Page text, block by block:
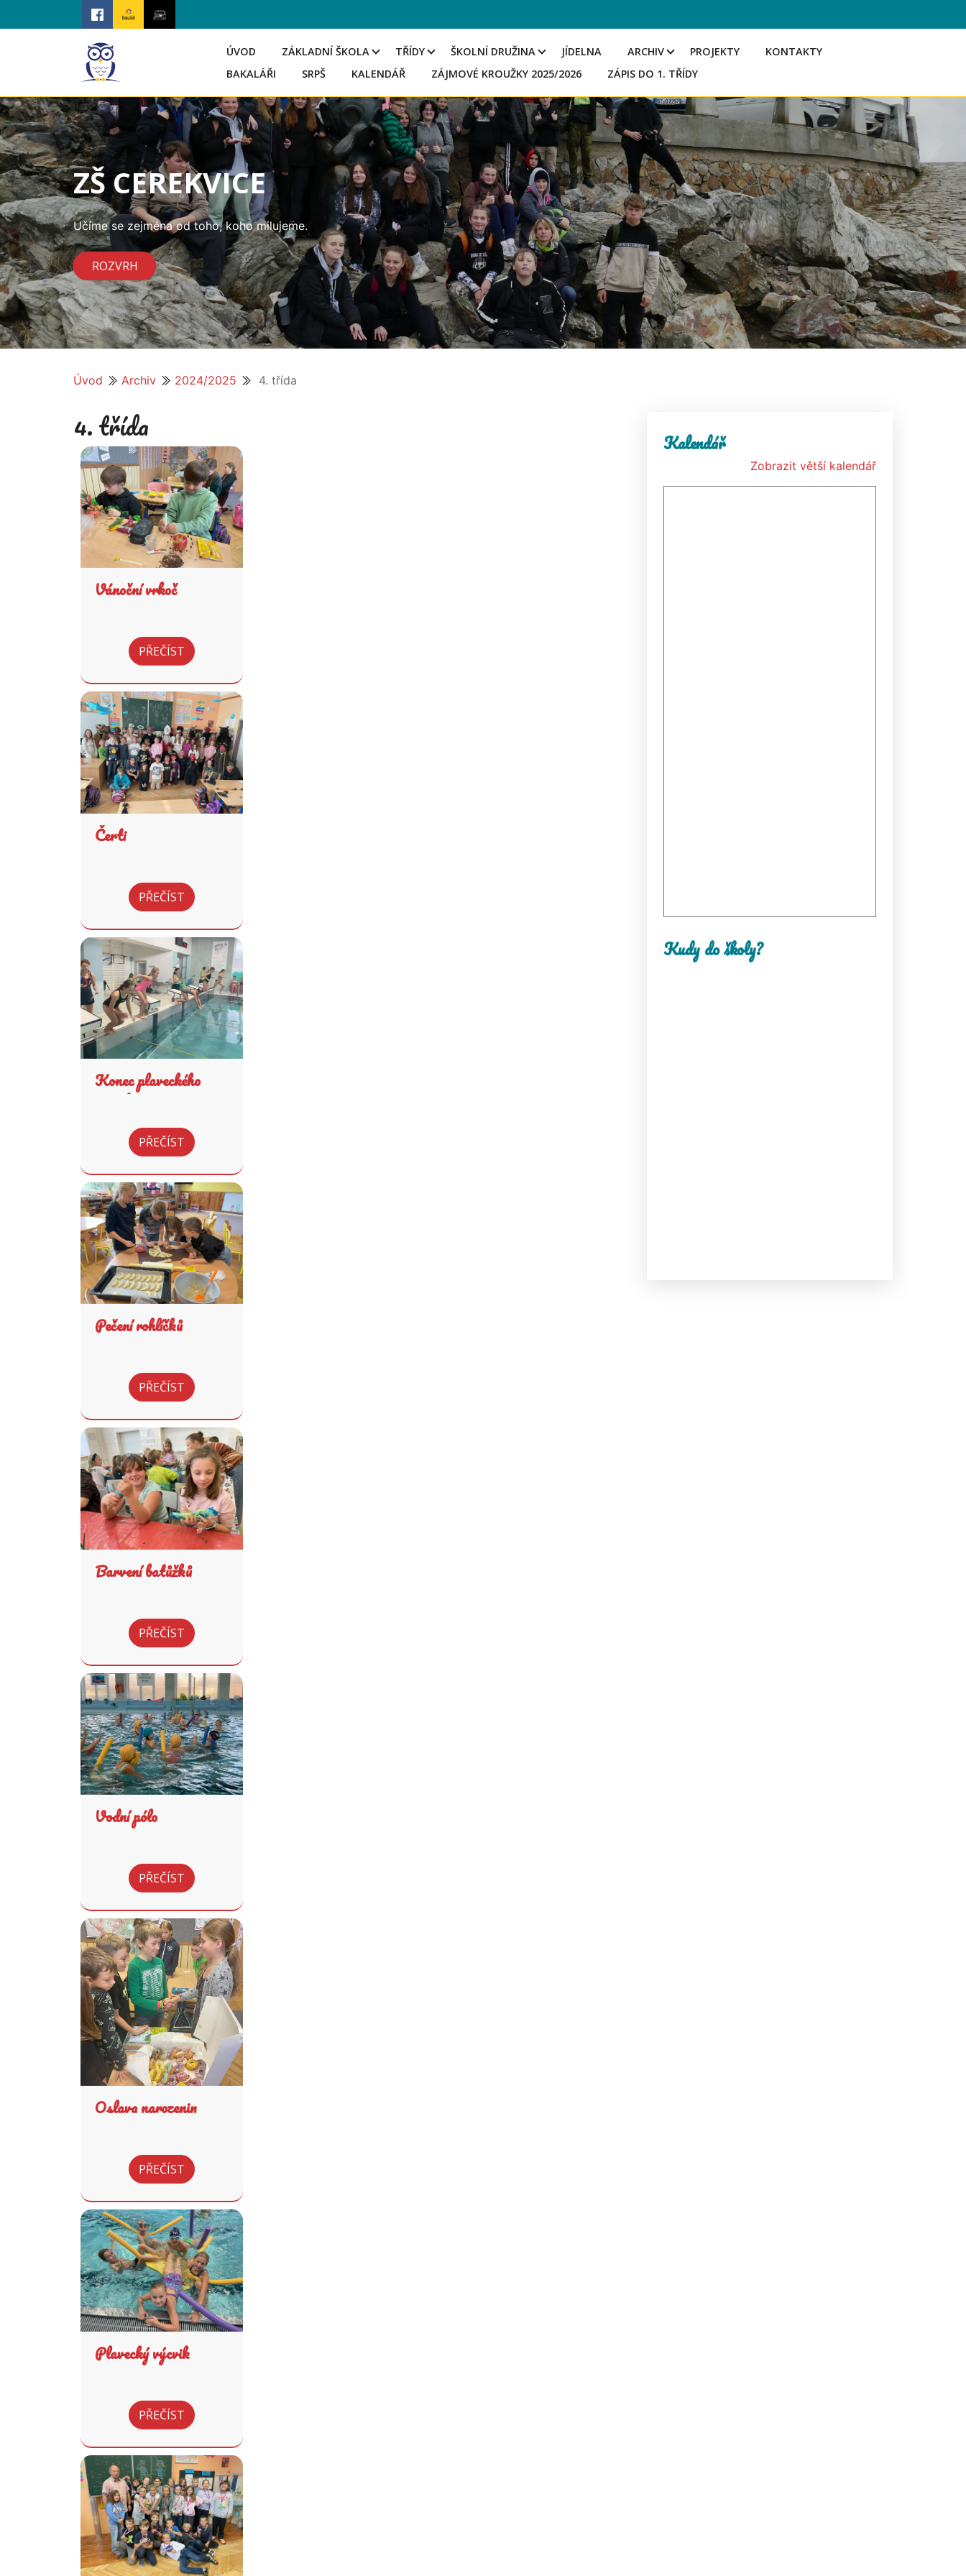
ÚVOD ZÁKLADNÍ ŠKOLA TŘÍDY ŠKOLNÍ DRUŽINA JÍDELNA ARCHIV PROJEKTY
KONTAKTY
BAKALÁŘI
SRPŠ KALENDÁŘ ZÁJMOVÉ KROUŽKY 2025/2026 ZÁPIS DO 1. TŘÍDY
ZŠ CEREKVICE
Učíme se zejména od toho, koho milujeme.
ROZVRH
Úvod Archiv 2024/2025 4. třída
4. třída
Vánoční vrkoč
PŘEČÍST
Čerti
PŘEČÍST
Konec plaveckého
výcviku
PŘEČÍST
Pečení rohlíčků
PŘEČÍST
Barvení batůžků
PŘEČÍST
Vodní pólo
PŘEČÍST
Oslava narozenin
PŘEČÍST
Plavecký výcvik
PŘEČÍST
Kalendář
Zobrazit větší kalendář
Kudy do školy?